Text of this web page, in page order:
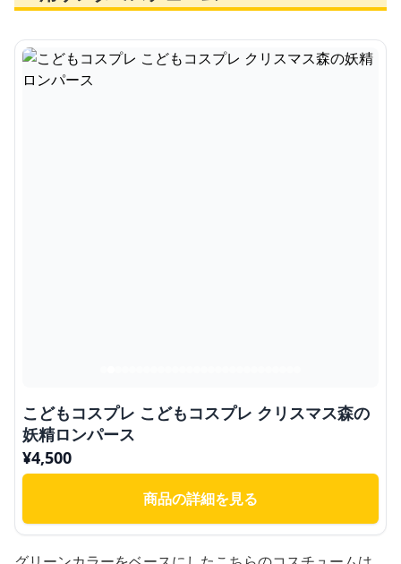
こどもコスプレ こどもコスプレ クリスマス森の
妖精ロンパース
¥4,500
商品の詳細を見る